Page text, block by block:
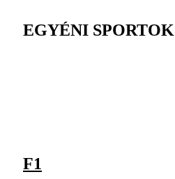
EGYÉNI SPORTOK
F1